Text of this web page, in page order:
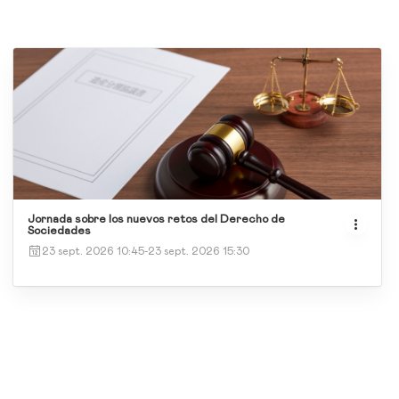
Jornada sobre los nuevos retos del Derecho de
Sociedades
23 sept. 2026 10:45-23 sept. 2026 15:30